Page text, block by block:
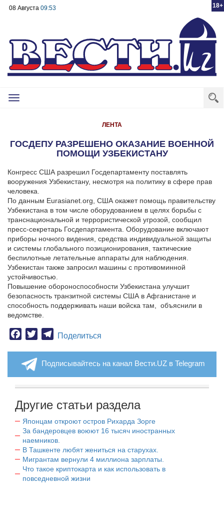
18+
08 Августа 09:53
Toggle
ЛЕНТА
ГОСДЕПУ РАЗРЕШЕНО ОКАЗАНИЕ ВОЕННОЙ
ПОМОЩИ УЗБЕКИСТАНУ
Конгресс США разрешил Госдепартаменту поставлять
вооружения Узбекистану, несмотря на политику в сфере прав
человека.
По данным Eurasianet.org, США окажет помощь правительству
Узбекистана в том числе оборудованием в целях борьбы с
транснациональной и террористической угрозой, сообщил
пресс-секретарь Госдепартамента. Оборудование включают
приборы ночного видения, средства индивидуальной защиты
и системы глобального позиционирования, тактические
беспилотные летательные аппараты для наблюдения.
Узбекистан также запросил машины с противоминной
устойчивостью.
Повышение обороноспособности Узбекистана улучшит
безопасность транзитной системы США в Афганистане и
способность поддерживать наши войска там, объяснили в
ведомстве.
Facebook
TwitterTelegram
Поделиться
Подписывайтесь на канал Вести.UZ в Telegram
Другие статьи раздела
Японцам откроют остров Рихарда Зорге
За бандеровцев воюют 16 тысяч иностранных
наемников.
В Ташкенте любят жениться на старухах.
Мигрантам вернули 4 миллиона зарплаты.
Что такое криптокарта и как использовать в
повседневной жизни